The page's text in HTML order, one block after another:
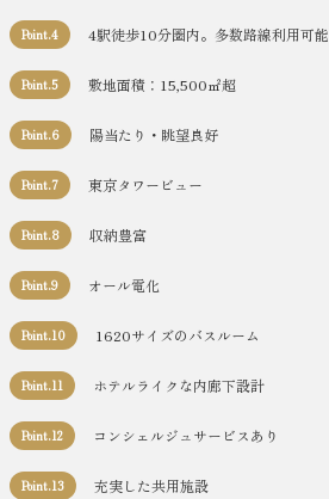
Point.4 4駅徒歩10分圏内。多数路線利用可能
Point.5 敷地面積：15,500㎡超
Point.6 陽当たり・眺望良好
Point.7 東京タワービュー
Point.8 収納豊富
Point.9 オール電化
Point.10 1620サイズのバスルーム
Point.11 ホテルライクな内廊下設計
Point.12 コンシェルジュサービスあり
Point.13 充実した共用施設